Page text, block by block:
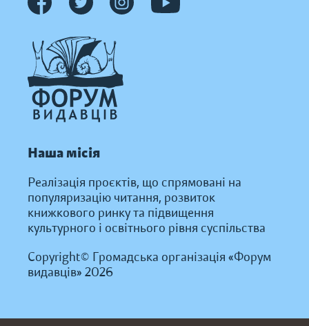
Наша місія
Реалізація проєктів, що спрямовані на
популяризацію читання, розвиток
книжкового ринку та підвищення
культурного і освітнього рівня суспільства
Copyright© Громадська організація «Форум
видавців» 2026